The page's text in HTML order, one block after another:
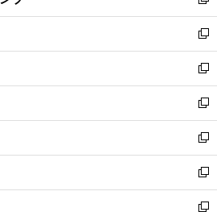
ウ
で
開
く
ン
ド
ウ
で
開
く
ウ
ィ
ン
ド
ウ
で
開
く
し
い
ウ
ィ
ン
ド
ウ
で
開
く
新
し
い
ウ
ィ
ン
ド
ウ
で
開
く
新
し
い
ウ
ィ
ン
ド
ウ
で
新
し
い
ウ
ィ
ン
ド
新
し
い
ウ
ィ
新
し